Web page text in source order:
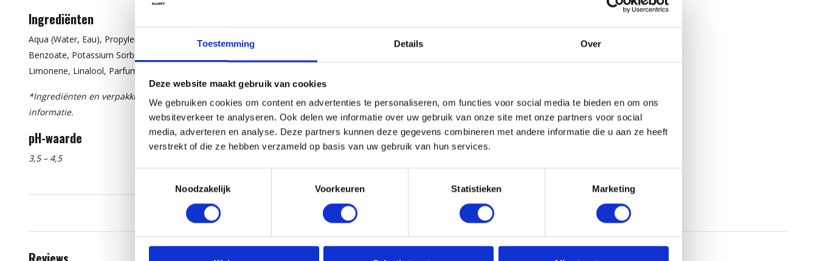
Toestemming Details Over
Deze website maakt gebruik van cookies
We gebruiken cookies om content en advertenties te personaliseren, om functies voor social media te bieden en om ons
websiteverkeer te analyseren. Ook delen we informatie over uw gebruik van onze site met onze partners voor social
media, adverteren en analyse. Deze partners kunnen deze gegevens combineren met andere informatie die u aan ze heeft
verstrekt of die ze hebben verzameld op basis van uw gebruik van hun services.
Noodzakelijk
Voorkeuren Statistieken Marketing
Ingrediënten
Aqua (Water, Eau), Propylene Glycol, PEG-40 Hydrogenated Castor Oil, Panthenol, Citric Acid, Sodium
Benzoate, Potassium Sorbate, Mangifera Indica (Mango) Fruit Extract, Ocimum Basilicum (Basil) Leaf Extract,
Limonene, Linalool, Parfum (Fragrance).*
*Ingrediënten en verpakking kunnen wijzigen. Raadpleeg steeds de verpakking voor de meest actuele
informatie.
pH-waarde
3,5 – 4,5